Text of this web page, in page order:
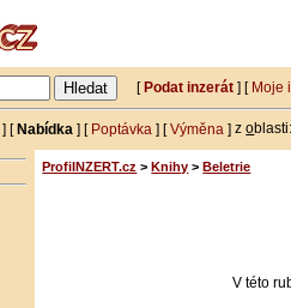
[Podat inzerát ] [ Moje
] [Nabídka ] [ Poptávka ] [Výměna ]zo
ProfiINZERT.cz > Knihy > Beletrie
V této